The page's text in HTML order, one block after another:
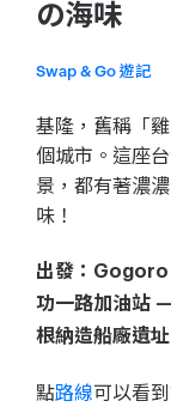
の海味
Swap & Go 遊記
基隆，舊稱「
個城市。 這座
景，都有著濃
味！
出發： Gogoro
功一路加油站 —
根納造船廠遺址
點路線可以看